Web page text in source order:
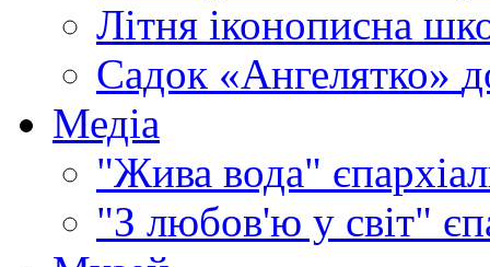
Літня іконописна
Садок «Ангелятко»
Медіа
"Жива вода"
"З любов'ю у світ"